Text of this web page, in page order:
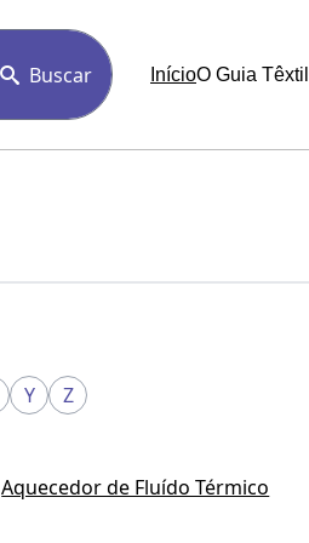
Buscar
InícioO Guia Têxtil
Y Z
Aquecedor de Fluído Térmico